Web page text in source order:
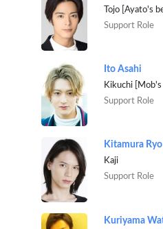
Support Role
Ito Asahi
Support Role
Kitamura Ryo
Kaji
Support Role